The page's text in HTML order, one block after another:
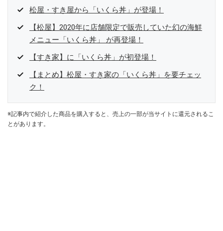
松屋・すき屋から「いくら丼」が登場！
【松屋】2020年に店舗限定で販売していた幻の海鮮
メニュー「いくら丼」 が再登場！
【すき家】に「いくら丼」が初登場！
【まとめ】松屋・すき家の「いくら丼」を要チェッ
ク！
※記事内で紹介した商品を購入すると、売上の一部が当サイトに還元されるこ
とがあります。